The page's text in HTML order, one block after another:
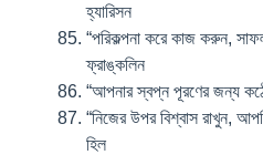
হ্যারিসন
“পরিকল্পনা করে কাজ করুন,
ফ্রাঙ্কলিন
“আপনার স্বপ্ন পূরণের জন্য
“নিজের উপর বিশ্বাস রাখুন,
হিল